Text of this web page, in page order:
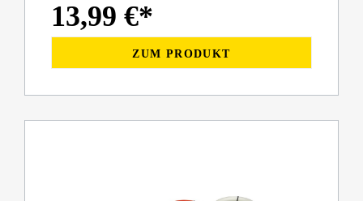
13,99 €*
ZUM PRODUKT